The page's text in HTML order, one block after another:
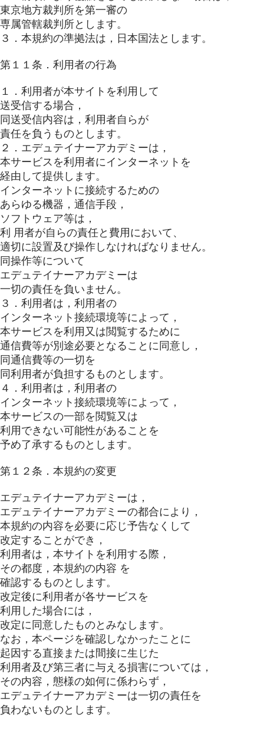
東京地方裁判所を第一審の
専属管轄裁判所とします。
３．本規約の準拠法は，日本国法とします。
第１１条．利用者の行為
１．利用者が本サイトを利用して
送受信する場合，
同送受信内容は，利用者自らが
責任を負うものとします。
２．エデュテイナーアカデミーは，
本サービスを利用者にインターネットを
経由して提供します。
インターネットに接続するための
あらゆる機器，通信手段，
ソフトウェア等は，
利 用者が自らの責任と費用において、
適切に設置及び操作しなければなりません。
同操作等について
エデュテイナーアカデミーは
一切の責任を負いません。
３．利用者は，利用者の
インターネット接続環境等によって，
本サービスを利用又は閲覧するために
通信費等が別途必要となることに同意し，
同通信費等の一切を
同利用者が負担するものとします。
４．利用者は，利用者の
インターネット接続環境等によって，
本サービスの一部を閲覧又は
利用できない可能性があることを
予め了承するものとします。
第１２条．本規約の変更
エデュテイナーアカデミーは，
エデュテイナーアカデミーの都合により，
本規約の内容を必要に応じ予告なくして
改定することができ，
利用者は，本サイトを利用する際，
その都度，本規約の内容 を
確認するものとします。
改定後に利用者が各サービスを
利用した場合には，
改定に同意したものとみなします。
なお，本ページを確認しなかったことに
起因する直接または間接に生じた
利用者及び第三者に与える損害については，
その内容，態様の如何に係わらず，
エデュテイナーアカデミーは一切の責任を
負わないものとします。